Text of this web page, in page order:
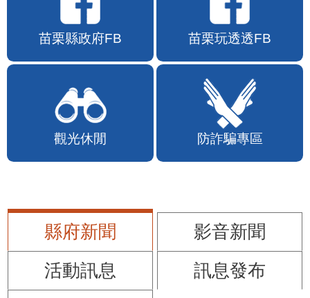
苗栗縣政府FB 苗栗玩透透FB
觀光休閒 防詐騙專區
縣府新聞
影音新聞
活動訊息
訊息發布